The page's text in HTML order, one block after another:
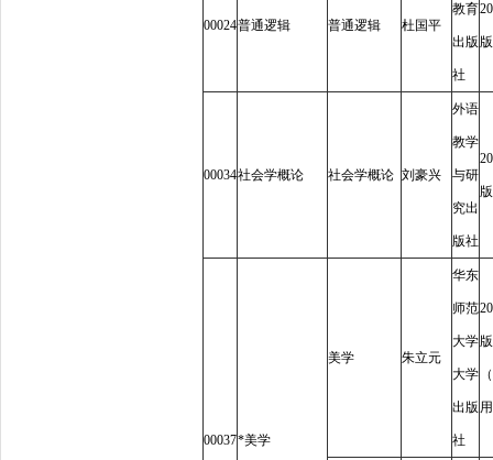
00024普通逻辑 普通逻辑 杜国平
教育
出版
社
版
00034社会学概论 社会学概论 刘豪兴
外语
教学
与研
究出
版社
版
00037*美学
美学 朱立元
华东
师范
大学
大学
出版
社
版
（